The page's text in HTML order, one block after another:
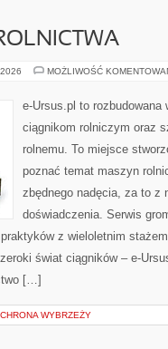
MOŻLIWOŚĆ
e-Ursus.pl to rozbudowana
ciągnikom rolniczym oraz
rolnemu. To miejsce
poznać temat maszyn
zbędnego nadęcia, za to z
doświadczenia. Serwis
z wieloletnim
świat ciągników – e-
[…]
WYBRZEŻY